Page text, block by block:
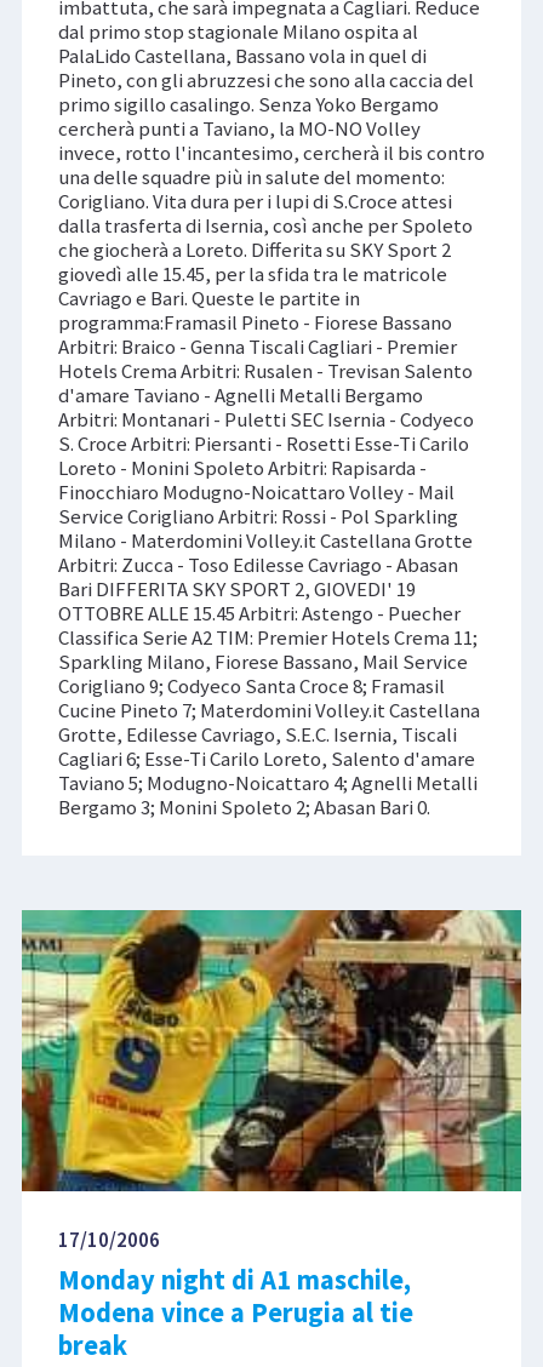
imbattuta, che sarà impegnata a Cagliari. Reduce
dal primo stop stagionale Milano ospita al
PalaLido Castellana, Bassano vola in quel di
Pineto, con gli abruzzesi che sono alla caccia del
primo sigillo casalingo. Senza Yoko Bergamo
cercherà punti a Taviano, la MO-NO Volley
invece, rotto l'incantesimo, cercherà il bis contro
una delle squadre più in salute del momento:
Corigliano. Vita dura per i lupi di S.Croce attesi
dalla trasferta di Isernia, così anche per Spoleto
che giocherà a Loreto. Differita su SKY Sport 2
giovedì alle 15.45, per la sfida tra le matricole
Cavriago e Bari. Queste le partite in
programma:Framasil Pineto - Fiorese Bassano
Arbitri: Braico - Genna Tiscali Cagliari - Premier
Hotels Crema Arbitri: Rusalen - Trevisan Salento
d'amare Taviano - Agnelli Metalli Bergamo
Arbitri: Montanari - Puletti SEC Isernia - Codyeco
S. Croce Arbitri: Piersanti - Rosetti Esse-Ti Carilo
Loreto - Monini Spoleto Arbitri: Rapisarda -
Finocchiaro Modugno-Noicattaro Volley - Mail
Service Corigliano Arbitri: Rossi - Pol Sparkling
Milano - Materdomini Volley.it Castellana Grotte
Arbitri: Zucca - Toso Edilesse Cavriago - Abasan
Bari DIFFERITA SKY SPORT 2, GIOVEDI' 19
OTTOBRE ALLE 15.45 Arbitri: Astengo - Puecher
Classifica Serie A2 TIM: Premier Hotels Crema 11;
Sparkling Milano, Fiorese Bassano, Mail Service
Corigliano 9; Codyeco Santa Croce 8; Framasil
Cucine Pineto 7; Materdomini Volley.it Castellana
Grotte, Edilesse Cavriago, S.E.C. Isernia, Tiscali
Cagliari 6; Esse-Ti Carilo Loreto, Salento d'amare
Taviano 5; Modugno-Noicattaro 4; Agnelli Metalli
Bergamo 3; Monini Spoleto 2; Abasan Bari 0.
17/10/2006
Monday night di A1 maschile,
Modena vince a Perugia al tie
break